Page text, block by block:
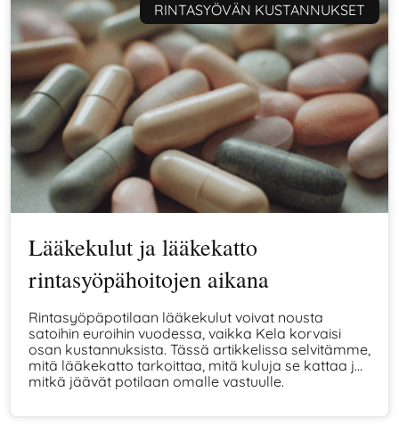
RINTASYÖVÄN KUSTANNUKSET
Lääkekulut ja lääkekatto
rintasyöpähoitojen aikana
Rintasyöpäpotilaan lääkekulut voivat nousta
satoihin euroihin vuodessa, vaikka Kela korvaisi
osan kustannuksista. Tässä artikkelissa selvitämme,
mitä lääkekatto tarkoittaa, mitä kuluja se kattaa ja
mitkä jäävät potilaan omalle vastuulle.